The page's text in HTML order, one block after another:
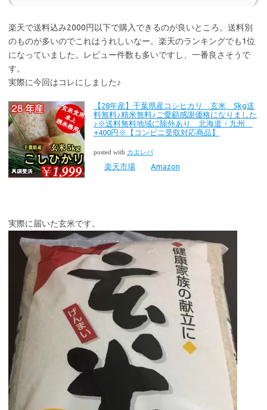
楽天で送料込み2000円以下で購入できるのが良いところ。送料別
のものが多いのでこれはうれしいなー。楽天のランキングでも1位
になっていました。レビュー件数も多いですし、一番良さそうで
す。
実際に今回はコレにしました♪
【28年産】千葉県産コシヒカリ 玄米 5kg送
料無料♪精米無料♪ご愛顧感謝価格になりました
♪※送料無料地域に除外あり 北海道・九州
+400円※【コンビニ受取対応商品】
posted with カエレバ
楽天市場 Amazon
実際に届いた玄米です。